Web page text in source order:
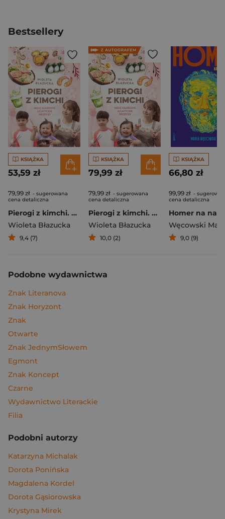
Bestsellery
KSIĄŻKA
53,59 zł
79,99 zł - sugerowana
cena detaliczna
Pierogi z kimchi. Moje ulubione azjatyckie przepisy
Wioleta Błazucka
9,4 (7)
KSIĄŻKA
79,99 zł
79,99 zł - sugerowana
cena detaliczna
Pierogi z kimchi. Moje ulubione azjatyckie przepisy - książka z autografem
Wioleta Błazucka
10,0 (2)
KSIĄŻKA
66,80 zł
99,99 zł -
cena detaliczna
Węcowski
9,0 (9)
Podobne wydawnictwa
Znak Literanova
Znak Horyzont
Znak
Otwarte
Znak JednymSłowem
Egmont
Znak Koncept
Czarne
Wydawnictwo Literackie
Filia
Podobni autorzy
Katarzyna Michalak
Dorota Ponińska
Magdalena Kordel
Dorota Gąsiorowska
Krystyna Mirek